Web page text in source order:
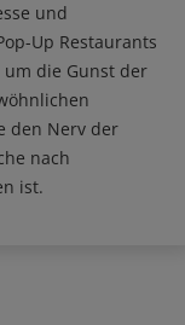
und
Up Restaurants
die Gunst der
den Nerv der
nach
ist.